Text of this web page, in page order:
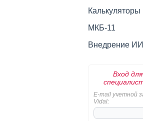
Калькуляторы
МКБ-11
Внедрение ИИ
Вход для
E-mail учетной
Vidal: